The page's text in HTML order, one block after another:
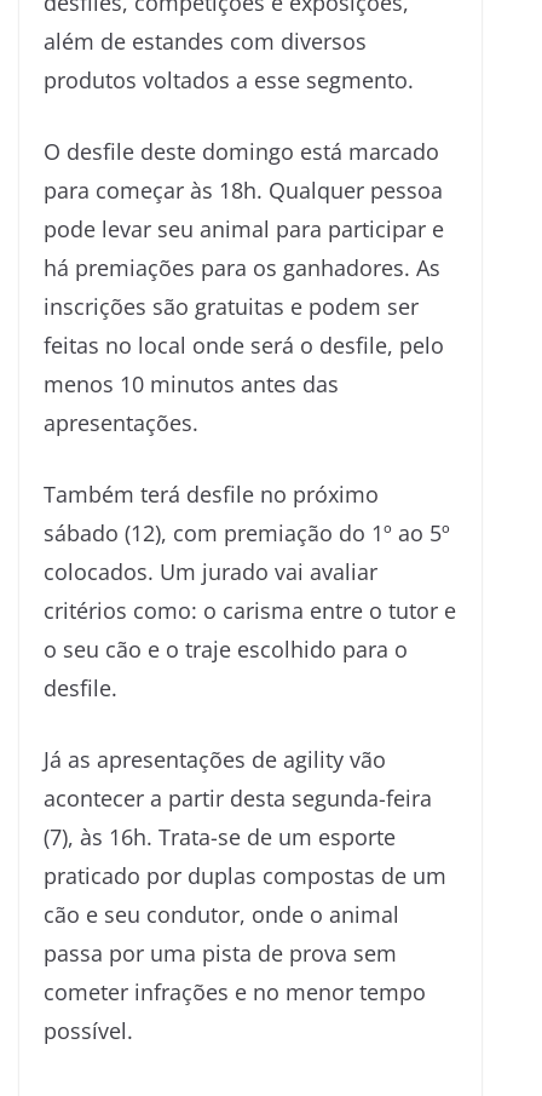
além de estandes com diversos
produtos voltados a esse segmento.
O desfile deste domingo está marcado
para começar às 18h. Qualquer pessoa
pode levar seu animal para participar e
há premiações para os ganhadores. As
inscrições são gratuitas e podem ser
feitas no local onde será o desfile, pelo
menos 10 minutos antes das
apresentações.
Também terá desfile no próximo
sábado (12), com premiação do 1º ao 5º
colocados. Um jurado vai avaliar
critérios como: o carisma entre o tutor e
o seu cão e o traje escolhido para o
desfile.
Já as apresentações de agility vão
acontecer a partir desta segunda-feira
(7), às 16h. Trata-se de um esporte
praticado por duplas compostas de um
cão e seu condutor, onde o animal
passa por uma pista de prova sem
cometer infrações e no menor tempo
possível.